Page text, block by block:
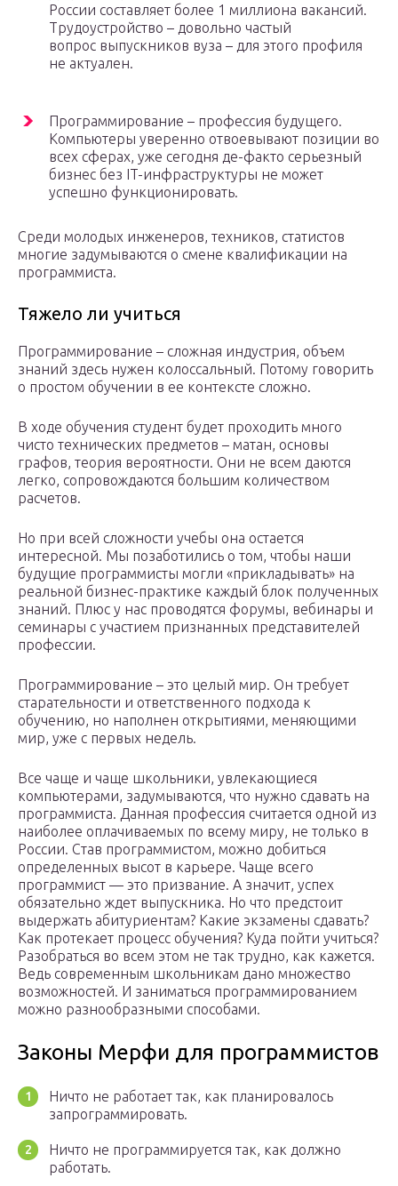
России составляет более 1 миллиона вакансий.
Трудоустройство – довольно частый
вопрос выпускников вуза – для этого профиля
не актуален.
Программирование – профессия будущего.
Компьютеры уверенно отвоевывают позиции во
всех сферах, уже сегодня де-факто серьезный
бизнес без IT-инфраструктуры не может
успешно функционировать.
Среди молодых инженеров, техников, статистов
многие задумываются о смене квалификации на
программиста.
Тяжело ли учиться
Программирование – сложная индустрия, объем
знаний здесь нужен колоссальный. Потому говорить
о простом обучении в ее контексте сложно.
В ходе обучения студент будет проходить много
чисто технических предметов – матан, основы
графов, теория вероятности. Они не всем даются
легко, сопровождаются большим количеством
расчетов.
Но при всей сложности учебы она остается
интересной. Мы позаботились о том, чтобы наши
будущие программисты могли «прикладывать» на
реальной бизнес-практике каждый блок полученных
знаний. Плюс у нас проводятся форумы, вебинары и
семинары с участием признанных представителей
профессии.
Программирование – это целый мир. Он требует
старательности и ответственного подхода к
обучению, но наполнен открытиями, меняющими
мир, уже с первых недель.
Все чаще и чаще школьники, увлекающиеся
компьютерами, задумываются, что нужно сдавать на
программиста. Данная профессия считается одной из
наиболее оплачиваемых по всему миру, не только в
России. Став программистом, можно добиться
определенных высот в карьере. Чаще всего
программист — это призвание. А значит, успех
обязательно ждет выпускника. Но что предстоит
выдержать абитуриентам? Какие экзамены сдавать?
Как протекает процесс обучения? Куда пойти учиться?
Разобраться во всем этом не так трудно, как кажется.
Ведь современным школьникам дано множество
возможностей. И заниматься программированием
можно разнообразными способами.
Законы Мерфи для программистов
Ничто не работает так, как планировалось
запрограммировать.
Ничто не программируется так, как должно
работать.